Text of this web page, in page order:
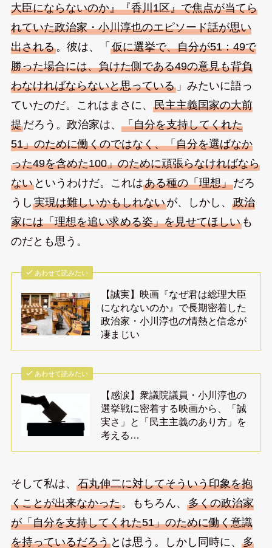
大臣にならないのか』『香川1区』で焦点が当てら
れていた政治家・小川淳也のエピソード話が思い
出される。彼は、「 仮に選挙で、自分が51：49で
勝った場合には、負けた側である49の意見も背負
わなければならないと思っている」みたいに語っ
ていたのだ。これはまさに、 民主主義国家の大前
提だろう。政治家は、 「自分を支持してくれた
51」のために働くのではなく、「自分を選ばなか
った49を含めた100」のために頑張らなければなら
ないというわけだ。これはある種の「理想」だろ
うし 実現は難しいかもしれないが、しかし、 政治
家には「理想を追い求める姿」を見せてほしいも
のだとも思う。
あわせて読みたい
【誠実】映画『なぜ君は総理大臣
になれないのか』で長期密着した
政治家・小川淳也の情熱と信念が
凄まじい
あわせて読みたい
【感涙】衆議院議員・小川淳也の
選挙戦に密着する映画から、「誠
実さ」と「民主主義のあり方」を
考える…
そして私は、 石丸伸二に対してそういう印象を抱
くことが出来なかった。もちろん、 多くの政治家
が「自分を支持してくれた51」のために働く意識
を持っているだろうとは思う。しかし同時に、 多